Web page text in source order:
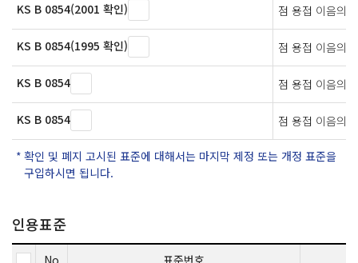
KS B 0854(2001 확인) 점 용접 이음의
KS B 0854(1995 확인) 점 용접 이음의
KS B 0854 점 용접 이음의
KS B 0854 점 용접 이음의
확인 및 폐지 고시된 표준에 대해서는 마지막 제정 또는 개정 표준을
구입하시면 됩니다.
인용표준
No 표준번호